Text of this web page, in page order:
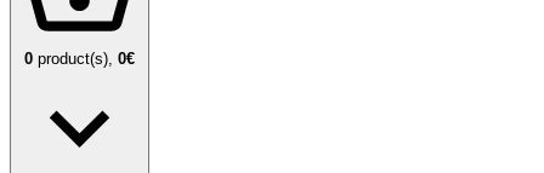
0 product(s), 0€